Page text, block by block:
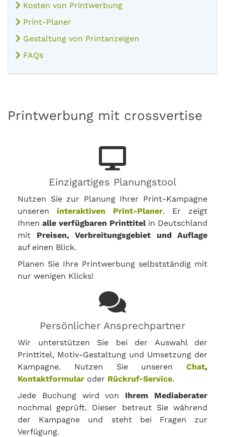
Kosten von Printwerbung
Print-Planer
Gestaltung von Printanzeigen
FAQs
Printwerbung mit crossvertise
Einzigartiges Planungstool
Nutzen Sie zur Planung Ihrer Print-Kampagne
unseren interaktiven Print-Planer. Er zeigt
Ihnen alle verfügbaren Printtitelin Deutschland
mit Preisen, Verbreitungsgebiet und Auflage
auf einen Blick.
Planen Sie Ihre Printwerbung selbstständig mit
nur wenigen Klicks!
Persönlicher Ansprechpartner
Wir unterstützen Sie bei der Auswahl der
Printtitel, Motiv-Gestaltung und Umsetzung der
Kampagne. Nutzen Sie unseren Chat,
Kontaktformular oder Rückruf-Service.
Jede Buchung wird von Ihrem Mediaberater
nochmal geprüft. Dieser betreut Sie während
der Kampagne und steht bei Fragen zur
Verfügung.